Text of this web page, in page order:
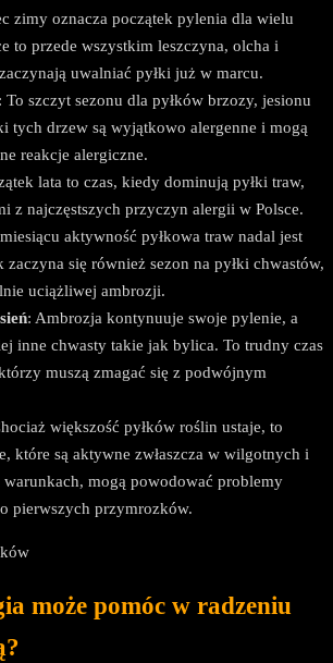
zimy oznacza początek pylenia dla wielu
to przede wszystkim leszczyna, olcha i
uwalniać pyłki już w marcu.
: To szczyt sezonu dla pyłków brzozy, jesionu
tych drzew są wyjątkowo alergenne i mogą
reakcje alergiczne.
lata to czas, kiedy dominują pyłki traw,
z najczęstszych przyczyn alergii w Polsce.
aktywność pyłkowa traw nadal jest
zaczyna się również sezon na pyłki chwastów,
uciążliwej ambrozji.
: Ambrozja kontynuuje swoje pylenie, a
inne chwasty takie jak bylica. To trudny czas
muszą zmagać się z podwójnym
większość pyłków roślin ustaje, to
które są aktywne zwłaszcza w wilgotnych i
warunkach, mogą powodować problemy
pierwszych przymrozków.
może pomóc w radzeniu